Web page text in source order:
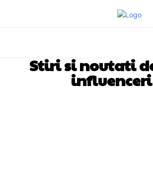
Stiri si noutati
influenceri